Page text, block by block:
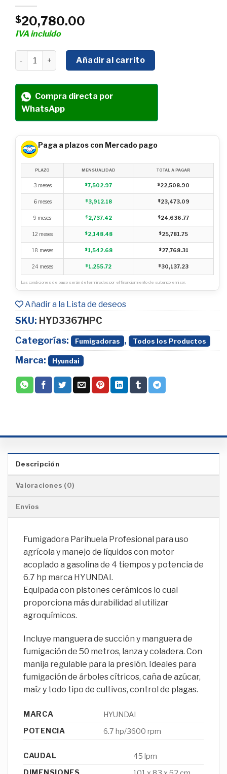
$20,780.00
IVA incluido
FUMIGADORA C/ PISTONES CERAMICOS HYUNDAI C/
Añadir al carrito
Compra directa por
WhatsApp
Paga a plazos con Mercado pago
PLAZO MENSUALIDAD TOTAL A PAGAR
3 meses $7,502.97 $22,508.90
6 meses $3,912.18 $23,473.09
9 meses $2,737.42 $24,636.77
12 meses $2,148.48 $25,781.75
18 meses $1,542.68 $27,768.31
24 meses $1,255.72 $30,137.23
Las condiciones de pago serán determinados por el financiamiento de su banco emisor.
Añadir a la Lista de deseos
SKU: HYD3367HPC
Categorías:
Fumigadoras , Todos los Productos
Marca: Hyundai
Descripción
Valoraciones (0)
Envíos
Fumigadora Parihuela Profesional para uso
agrícola y manejo de líquidos con motor
acoplado a gasolina de 4 tiempos y potencia de
6.7 hp marca HYUNDAI.
Equipada con pistones cerámicos lo cual
proporciona más durabilidad al utilizar
agroquímicos.
Incluye manguera de succión y manguera de
fumigación de 50 metros, lanza y coladera. Con
manija regulable para la presión. Ideales para
fumigación de árboles cítricos, caña de azúcar,
maíz y todo tipo de cultivos, control de plagas.
MARCA
HYUNDAI
POTENCIA
6.7 hp/3600 rpm
CAUDAL
45 lpm